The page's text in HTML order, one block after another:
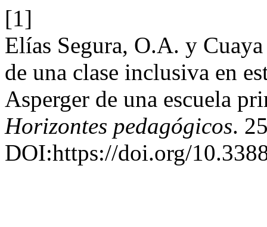
[1]
Elías Segura, O.A. y
de una clase inclusiva en
Asperger de una escuela
Horizontes pedagógicos.
DOI:https://doi.org/